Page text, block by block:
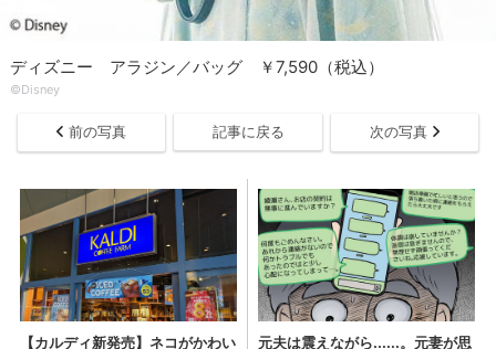
ディズニー アラジン／バッグ ￥7,590（税込）
©Disney
前の写真 記事に戻る 次の写真